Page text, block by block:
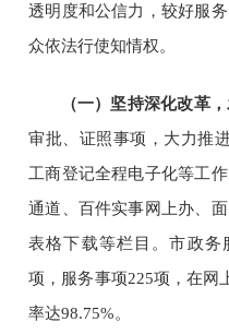
透明度和公信力，较好服
众依法行使知情权。
（一） 坚持深化改革，
审批、证照事项，大力推
工商登记全程电子化等工
通道、百件实事网上办、
表格下载等栏目。市政务
项，服务事项225项，在网
率达98.75%。